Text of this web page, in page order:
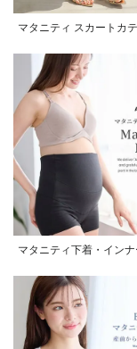
マタニティ スカートカ
マタニティ下着・インナ